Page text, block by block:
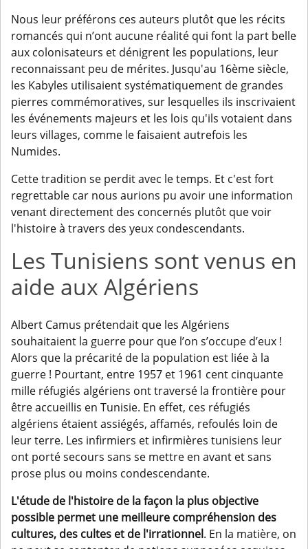
Nous leur préférons ces auteurs plutôt que les récits
romancés qui n’ont aucune réalité qui font la part belle
aux colonisateurs et dénigrent les populations, leur
reconnaissant peu de mérites. Jusqu'au 16ème siècle,
les Kabyles utilisaient systématiquement de grandes
pierres commémoratives, sur lesquelles ils inscrivaient
les événements majeurs et les lois qu'ils votaient dans
leurs villages, comme le faisaient autrefois les
Numides.
Cette tradition se perdit avec le temps. Et c'est fort
regrettable car nous aurions pu avoir une information
venant directement des concernés plutôt que voir
l'histoire à travers des yeux condescendants.
Les Tunisiens sont venus en
aide aux Algériens
Albert Camus prétendait que les Algériens
souhaitaient la guerre pour que l’on s’occupe d’eux !
Alors que la précarité de la population est liée à la
guerre ! Pourtant, entre 1957 et 1961 cent cinquante
mille réfugiés algériens ont traversé la frontière pour
être accueillis en Tunisie. En effet, ces réfugiés
algériens étaient assiégés, affamés, refoulés loin de
leur terre. Les infirmiers et infirmières tunisiens leur
ont porté secours sans se mettre en avant et sans
prose plus ou moins condescendante.
L'étude de l'histoire de la façon la plus objective
possible permet une meilleure compréhension des
cultures, des cultes et de l'irrationnel. En la matière, on